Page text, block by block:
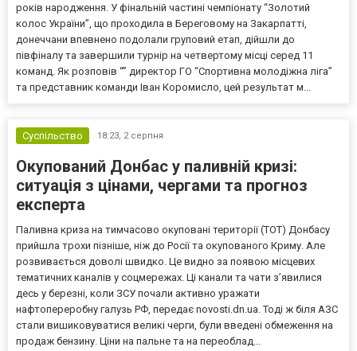
років народження. У фінальній частині чемпіонату “Золотий
колос України”, що проходила в Береговому на Закарпатті,
донеччани впевнено подолали груповий етап, дійшли до
півфіналу та завершили турнір на четвертому місці серед 11
команд. Як розповів “” директор ГО “Спортивна молодіжна ліга”
та представник команди Іван Коромисло, цей результат м...
Суспільство 18:23, 2 серпня
Окупований Донбас у паливній кризі:
ситуація з цінами, чергами та прогноз
експерта
Паливна криза на тимчасово окуповані території (ТОТ) Донбасу
прийшла трохи пізніше, ніж до Росії та окупованого Криму. Але
розвивається доволі швидко. Це видно за появою місцевих
тематичних каналів у соцмережах. Ці канали та чати з’явилися
десь у березні, коли ЗСУ почали активно уражати
нафтопереробну галузь РФ, передає novosti.dn.ua. Тоді ж біля АЗС
стали вишиковуватися великі черги, були введені обмеження на
продаж бензину. Ціни на пальне та на переоблад...